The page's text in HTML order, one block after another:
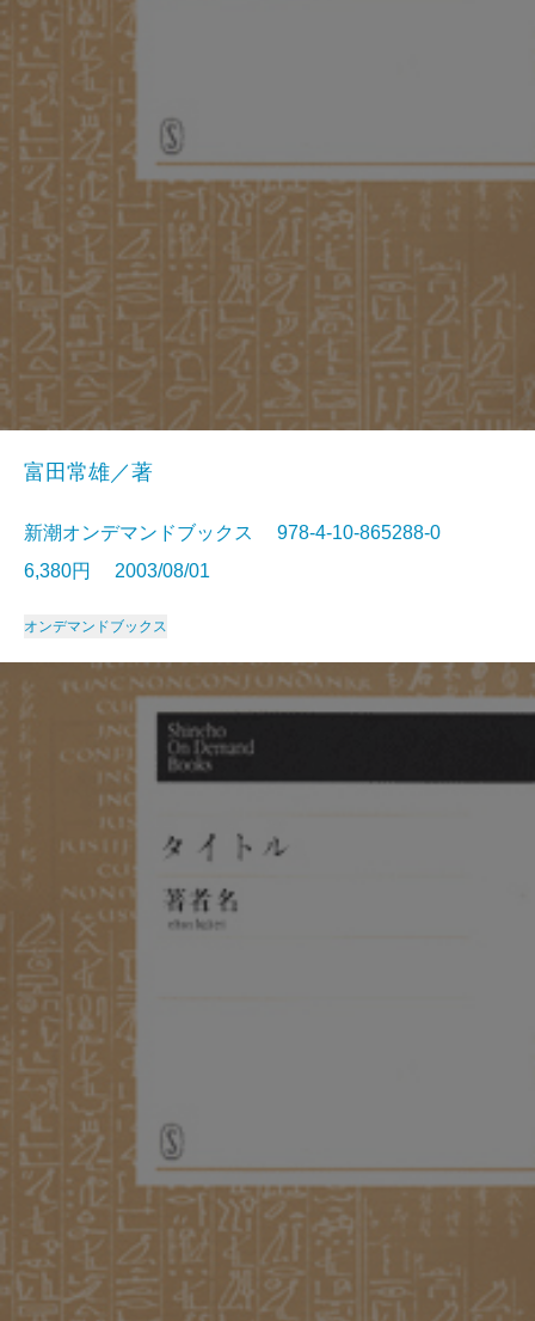
富田常雄／著
新潮オンデマンドブックス 978-4-10-865288-0
6,380円 2003/08/01
オンデマンドブックス